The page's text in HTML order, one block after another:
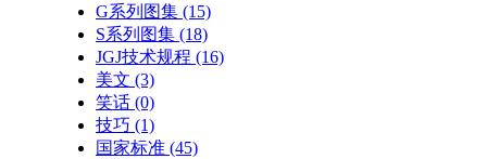
G系列图集 (15)
S系列图集 (18)
JGJ技术规程 (16)
美文 (3)
笑话 (0)
技巧 (1)
国家标准 (45)